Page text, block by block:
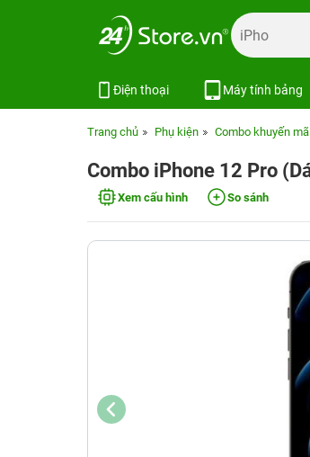
Điện thoại Máy tính bảng
Trang chủ Phụ kiện Combo khuyến
Combo iPhone 12 Pro
Xem cấu hình So sánh